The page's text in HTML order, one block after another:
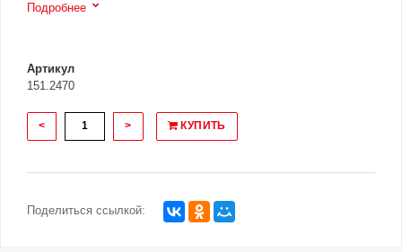
Подробнее
Артикул
151.2470
< > КУПИТЬ
Поделиться ссылкой: